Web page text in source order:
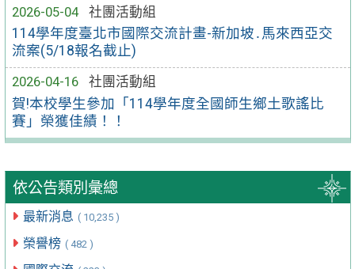
2026-05-04
社團活動組
114學年度臺北市國際交流計畫-新加坡․馬來西亞交
流案(5/18報名截止)
2026-04-16
社團活動組
賀!本校學生參加「114學年度全國師生鄉土歌謠比
賽」榮獲佳績！！
依公告類別彙總
最新消息 ( 10,235 )
榮譽榜 ( 482 )